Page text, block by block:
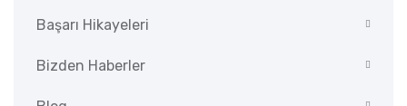
Başarı Hikayeleri
Bizden Haberler